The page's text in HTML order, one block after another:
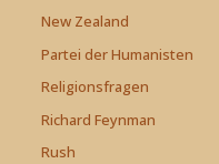
New Zealand
Partei der Humanisten
Religionsfragen
Richard Feynman
Rush